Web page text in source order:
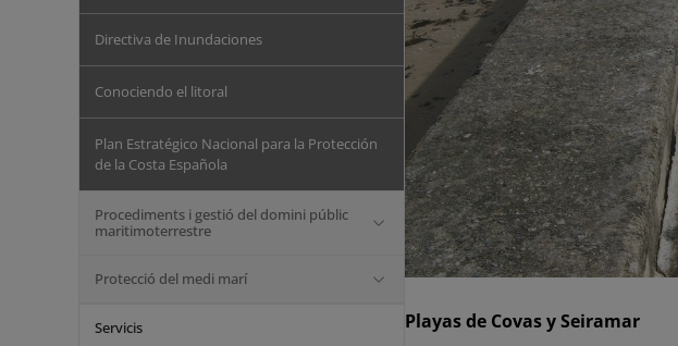
Directiva de Inundaciones
Conociendo el litoral
Plan Estratégico Nacional para la Protección
de la Costa Española
Procediments i gestió del domini públic
maritimoterrestre
Protecció del medi marí
Servicis Playas de Covas y Seiramar